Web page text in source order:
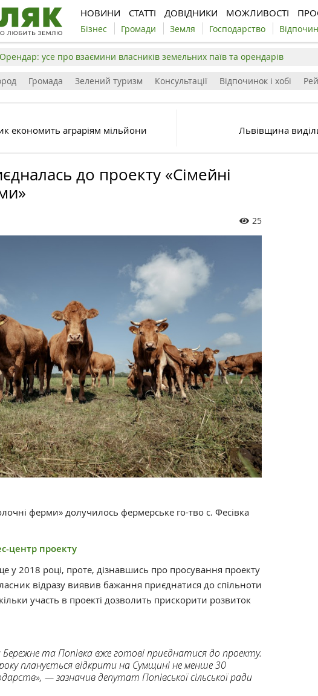
НОВИНИ СТАТТІ ДОВІДНИКИ МОЖЛИВОСТІ
Бізнес Громади Земля Господарство
усе про взаємини власників земельних паїв та орендарів
Громада Зелений туризм Консультації Відпочинок і хобі
економить аграріям мільйони
Львівщина
до проекту «Сімейні
25
ферми» долучилось фермерське го-тво с. Фесівка
центр проекту
у 2018 році, проте, дізнавшись про просування проекту
відразу виявив бажання приєднатися до спільноти
участь в проекті дозволить прискорити розвиток
Бережне та Попівка вже готові приєднатися до проекту.
року планується відкрити на Сумщині не менше 30
— зазначив депутат Попівської сільської ради